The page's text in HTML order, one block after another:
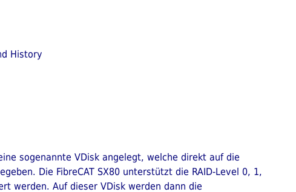
History
sogenannte VDisk angelegt, welche direkt auf die
Die FibreCAT SX80 unterstützt die RAID-Level 0, 1,
werden. Auf dieser VDisk werden dann die